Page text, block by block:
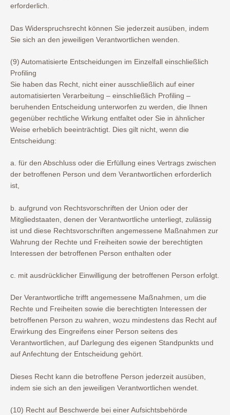
erforderlich.
Das Widerspruchsrecht können Sie jederzeit ausüben, indem
Sie sich an den jeweiligen Verantwortlichen wenden.
(9) Automatisierte Entscheidungen im Einzelfall einschließlich
Profiling
Sie haben das Recht, nicht einer ausschließlich auf einer
automatisierten Verarbeitung – einschließlich Profiling –
beruhenden Entscheidung unterworfen zu werden, die Ihnen
gegenüber rechtliche Wirkung entfaltet oder Sie in ähnlicher
Weise erheblich beeinträchtigt. Dies gilt nicht, wenn die
Entscheidung:
a. für den Abschluss oder die Erfüllung eines Vertrags zwischen
der betroffenen Person und dem Verantwortlichen erforderlich
ist,
b. aufgrund von Rechtsvorschriften der Union oder der
Mitgliedstaaten, denen der Verantwortliche unterliegt, zulässig
ist und diese Rechtsvorschriften angemessene Maßnahmen zur
Wahrung der Rechte und Freiheiten sowie der berechtigten
Interessen der betroffenen Person enthalten oder
c. mit ausdrücklicher Einwilligung der betroffenen Person erfolgt.
Der Verantwortliche trifft angemessene Maßnahmen, um die
Rechte und Freiheiten sowie die berechtigten Interessen der
betroffenen Person zu wahren, wozu mindestens das Recht auf
Erwirkung des Eingreifens einer Person seitens des
Verantwortlichen, auf Darlegung des eigenen Standpunkts und
auf Anfechtung der Entscheidung gehört.
Dieses Recht kann die betroffene Person jederzeit ausüben,
indem sie sich an den jeweiligen Verantwortlichen wendet.
(10) Recht auf Beschwerde bei einer Aufsichtsbehörde